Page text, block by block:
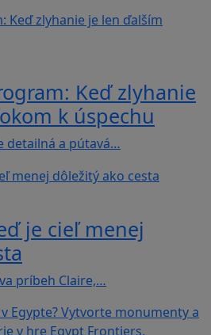
Keď zlyhanie
k úspechu
detailná a pútavá…
je cieľ menej
príbeh Claire,…